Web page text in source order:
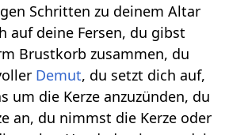
Schritten zu deinem Altar
auf deine Fersen, du gibst
Brustkorb zusammen, du
Demut, du setzt dich auf,
um die Kerze anzuzünden, du
an, du nimmst die Kerze oder